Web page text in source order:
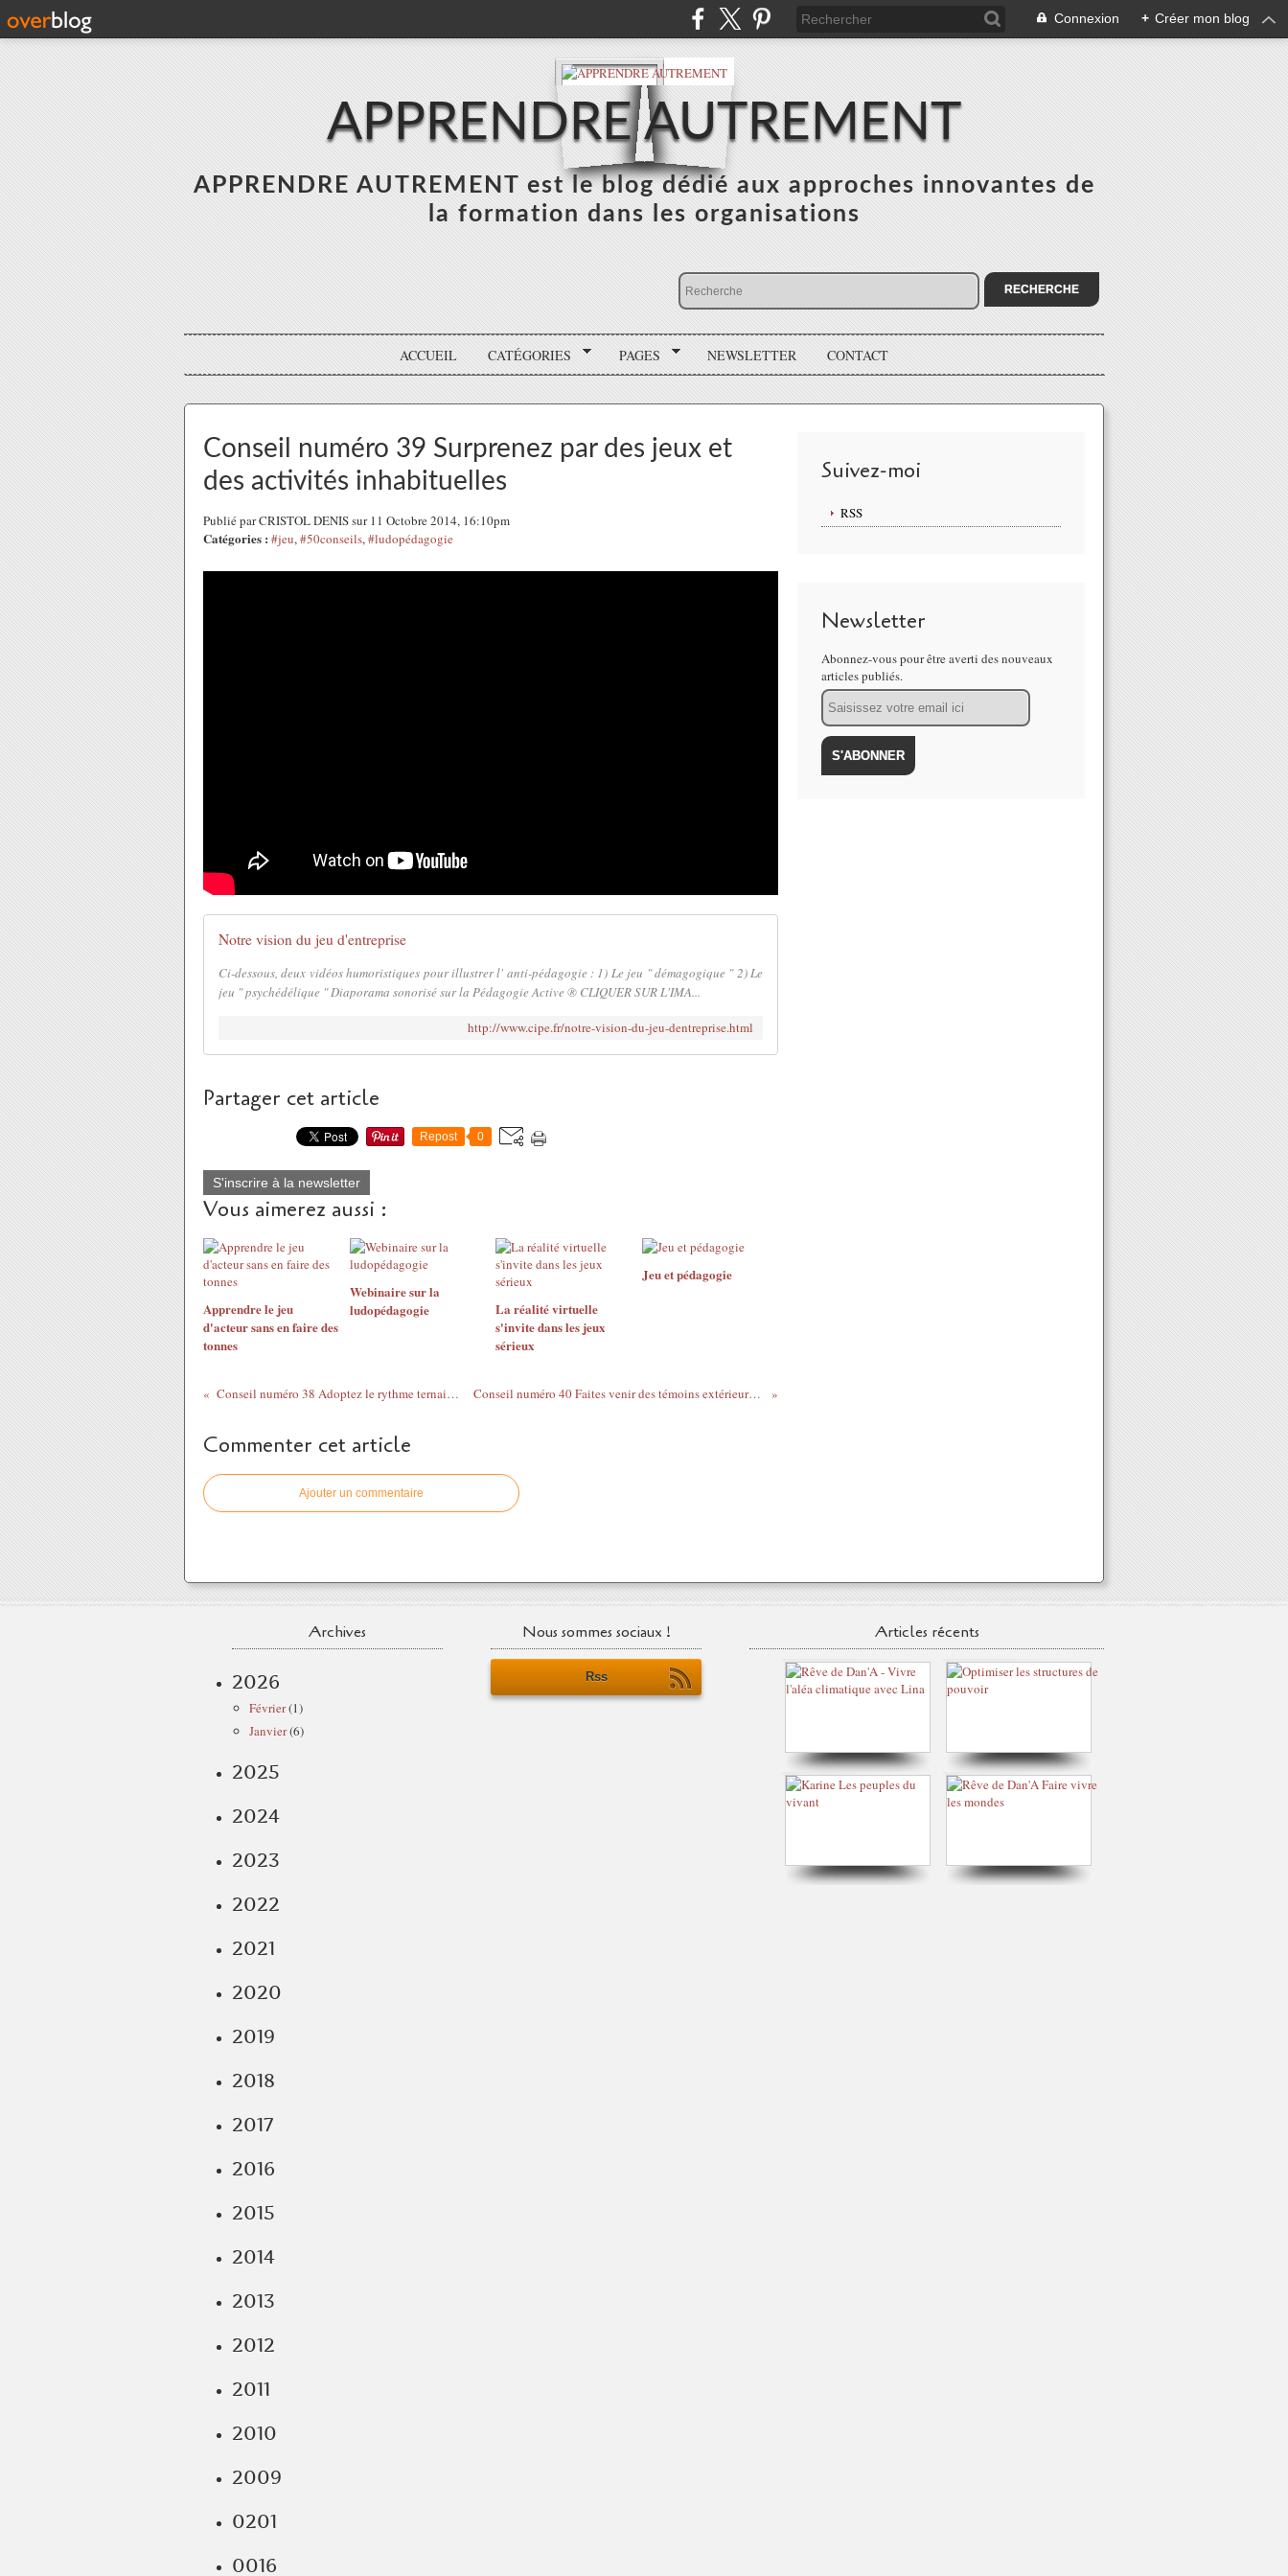
Connexion + Créer mon blog
APPRENDRE AUTREMENT
APPRENDRE AUTREMENT est le blog dédié aux approches innovantes de
la formation dans les organisations
ACCUEIL CATÉGORIES PAGES NEWSLETTER CONTACT
Conseil numéro 39 Surprenez par des jeux et
des activités inhabituelles
Publié par CRISTOL DENIS sur 11 Octobre 2014, 16:10pm
Catégories : #jeu,#50conseils,#ludopédagogie
Notre vision du jeu d'entreprise
Ci-dessous, deux vidéos humoristiques pour illustrer l' anti-pédagogie : 1) Le jeu " démagogique " 2) Le
jeu " psychédélique " Diaporama sonorisé sur la Pédagogie Active ® CLIQUER SUR L'IMA...
http://www.cipe.fr/notre-vision-du-jeu-dentreprise.html
Partager cet article
Repost 0
S'inscrire à la newsletter
Vous aimerez aussi :
Apprendre le jeu
d'acteur sans en faire des
tonnes
Webinaire sur la
ludopédagogie
La réalité virtuelle
s'invite dans les jeux
sérieux
Jeu et pédagogie
Conseil numéro 38 Adoptez le rythme ternaire pour rebondir et capter l'attention Conseil numéro 40 Faites venir des témoins extérieurs qui n'aient pas la langue dans leur poche
Commenter cet article
Ajouter un commentaire
Suivez-moi
RSS
Newsletter
Abonnez-vous pour être averti des nouveaux
articles publiés.
Email
Archives
2026
Février(1)
Janvier(6)
2025
2024
2023
2022
2021
2020
2019
2018
2017
2016
2015
2014
2013
2012
2011
2010
2009
0201
0016
Nous sommes sociaux !
Rss
Articles récents